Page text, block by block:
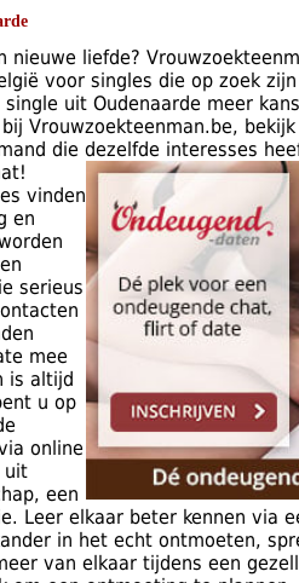
nieuwe liefde?
voor singles die op zoek
uit Oudenaarde meer
Vrouwzoekteenman.be,
die dezelfde interesses
vinden
en
serieus
mee
is altijd
u op
online
uit
een
Leer elkaar beter kennen via
in het echt ontmoeten,
van elkaar tijdens een